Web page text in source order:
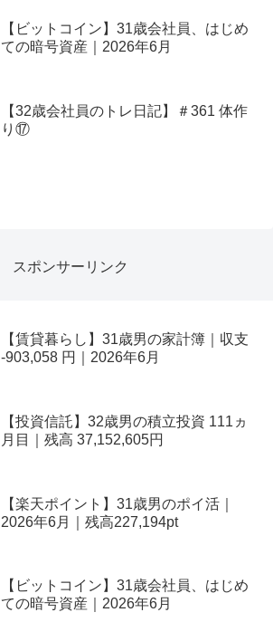
【ビットコイン】31歳会社員、はじめ
ての暗号資産｜2026年6月
【32歳会社員のトレ日記】＃361 体作
り⑰
スポンサーリンク
【賃貸暮らし】31歳男の家計簿｜収支
-903,058 円｜2026年6月
【投資信託】32歳男の積立投資 111ヵ
月目｜残高 37,152,605円
【楽天ポイント】31歳男のポイ活｜
2026年6月｜残高227,194pt
【ビットコイン】31歳会社員、はじめ
ての暗号資産｜2026年6月